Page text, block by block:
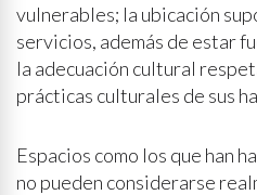
vulnerables; la ubicación
servicios, además de estar
la adecuación cultural
prácticas culturales de sus
Espacios como los que han
no pueden considerarse